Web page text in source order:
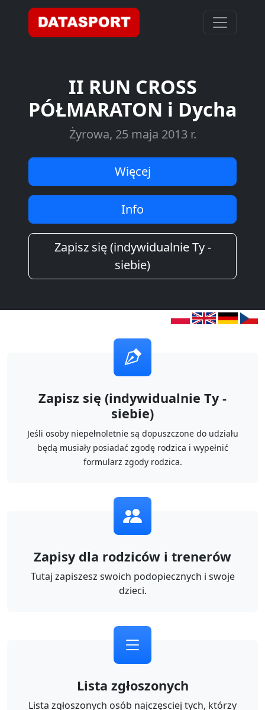
II RUN CROSS
PÓŁMARATON i Dycha
Żyrowa, 25 maja 2013 r.
Więcej
Info
Zapisz się (indywidualnie Ty -
siebie)
Zapisz się (indywidualnie Ty -
siebie)
Jeśli osoby niepełnoletnie są dopuszczone do udziału
będą musiały posiadać zgodę rodzica i wypełnić
formularz zgody rodzica.
Zapisy dla rodziców i trenerów
Tutaj zapiszesz swoich podopiecznych i swoje
dzieci.
Lista zgłoszonych
Lista zgłoszonych osób najczęsciej tych, którzy